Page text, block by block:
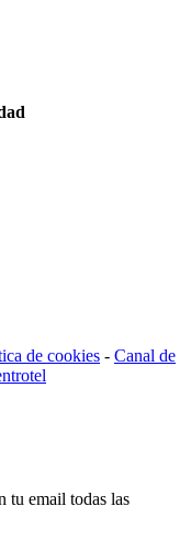
de cookies - Canal de
tu email todas las